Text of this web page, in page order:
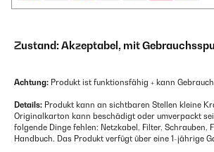
Zustand: Akzeptabel, mit
Achtung: Produkt ist funktionsfähig + kann
Details: Produkt kann an sichtbaren Stellen kleine
Originalkarton kann beschädigt oder umverpackt
folgende Dinge fehlen: Netzkabel, Filter, Schrauben,
Handbuch. Das Produkt verfügt über eine 1-jährige